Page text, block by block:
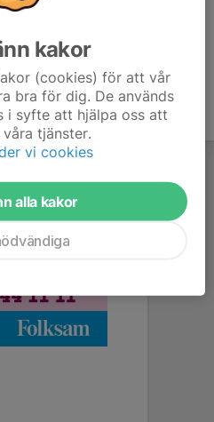
kakor
(cookies) för att vår
bra för dig. De används
i syfte att hjälpa oss att
tjänster.
vi cookies
alla kakor